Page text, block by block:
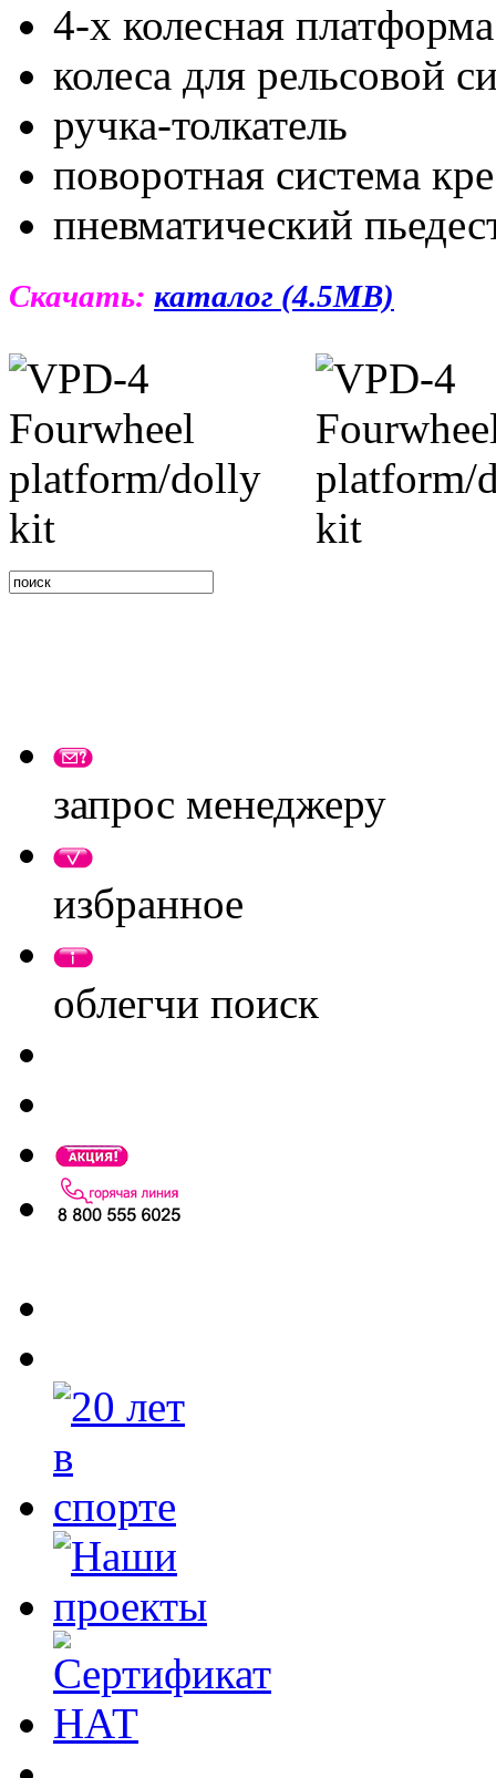
4-х колесная платформа
колеса для рельсовой
ручка-толкатель
поворотная система
пневматический
Скачать: каталог (4.5MB)
запрос менеджеру
избранное
облегчи поиск